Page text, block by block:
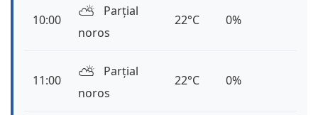
10:00 ⛅️
Parțial
noros
22°C 0%
11:00 ⛅️
Parțial
noros
22°C 0%